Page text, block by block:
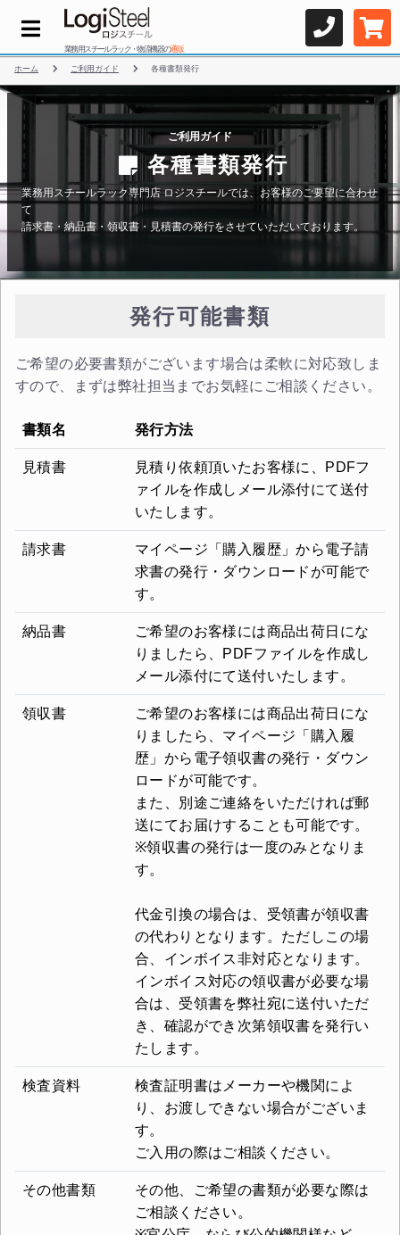
業務用スチールラック・物流機器の通販
ホーム ご利用ガイド 各種書類発行
ご利用ガイド
各種書類発行
業務用スチールラック専門店 ロジスチールでは、お客様のご要望に合わせ
て
請求書・納品書・領収書・見積書の発行をさせていただいております。
発行可能書類
ご希望の必要書類がございます場合は柔軟に対応致しま
すので、まずは弊社担当までお気軽にご相談ください。
書類名 発行方法
見積書
見積り依頼頂いたお客様に、PDFフ
ァイルを作成しメール添付にて送付
いたします。
請求書
マイページ「購入履歴」から電子請
求書の発行・ダウンロードが可能で
す。
納品書
ご希望のお客様には商品出荷日にな
りましたら、PDFファイルを作成し
メール添付にて送付いたします。
領収書
ご希望のお客様には商品出荷日にな
りましたら、マイページ「購入履
歴」から電子領収書の発行・ダウン
ロードが可能です。
また、別途ご連絡をいただければ郵
送にてお届けすることも可能です。
※領収書の発行は一度のみとなりま
す。
代金引換の場合は、受領書が領収書
の代わりとなります。ただしこの場
合、インボイス非対応となります。
インボイス対応の領収書が必要な場
合は、受領書を弊社宛に送付いただ
き、確認ができ次第領収書を発行い
たします。
検査資料
検査証明書はメーカーや機関によ
り、お渡しできない場合がございま
す。
ご入用の際はご相談ください。
その他書類
その他、ご希望の書類が必要な際は
ご相談ください。